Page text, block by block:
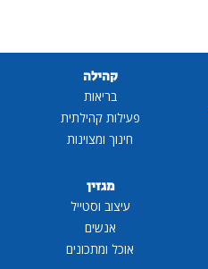
קהילה
בריאות
פעילות קהילתית
חינוך ומצוינות
מגזין
עיצוב וסטייל
אנשים
אוכל ומתכונים